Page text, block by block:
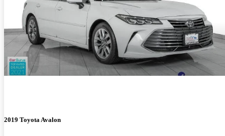
2019 Toyota Avalon